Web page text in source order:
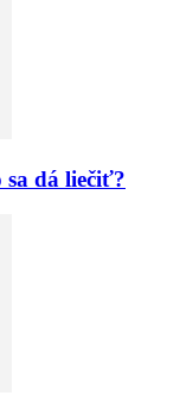
sa dá liečiť?